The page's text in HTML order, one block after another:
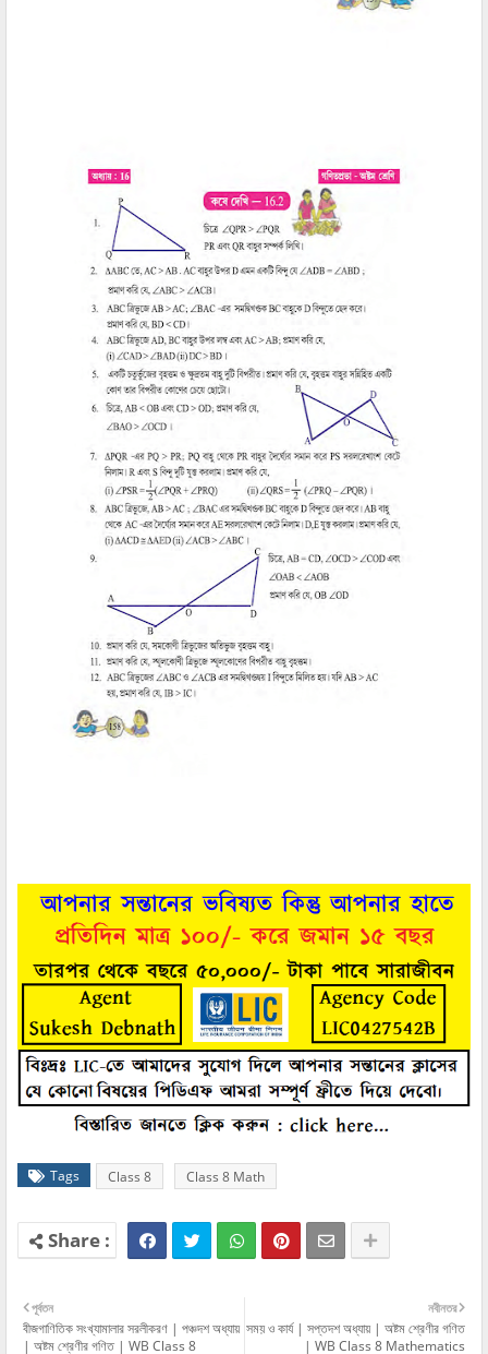
Tags Class 8 Class 8 Math
নবীনতর
সময় ও কার্য | সপ্তদশ অধ্যায় | অষ্টম শ্রেণীর গণিত
| WB Class 8 Mathematics
পূর্বতন
বীজগাণিতিক সংখ্যামালার সরলীকরণ | পঞ্চদশ অধ্যায়
| অষ্টম শ্রেণীর গণিত | WB Class 8